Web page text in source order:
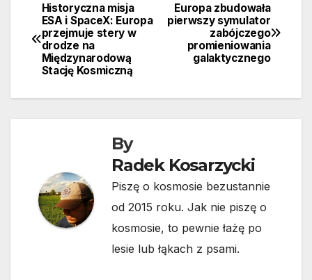
Nawigacja
wpisu
Europa zbudowała
pierwszy symulator
zabójczego
promieniowania
galaktycznego
Historyczna misja
ESA i SpaceX: Europa
przejmuje stery w
drodze na
Międzynarodową
Stację Kosmiczną
By
Radek Kosarzycki
Piszę o kosmosie bezustannie
od 2015 roku. Jak nie piszę o
kosmosie, to pewnie łażę po
lesie lub łąkach z psami.